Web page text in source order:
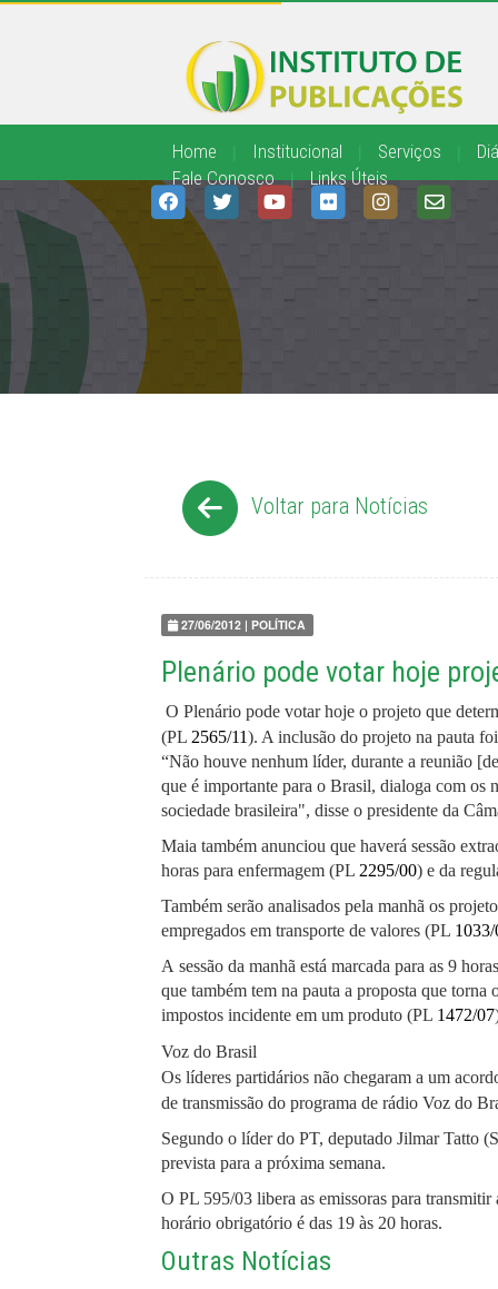
Home Institucional Serviços
Fale Conosco
| Links Úteis
Voltar para Notícias
27/06/2012 | POLÍTICA
Plenário pode votar hoje
O Plenário pode votar hoje o projeto que
(PL 2565/11). A inclusão do projeto na pauta
“Não houve nenhum líder, durante a reunião
que é importante para o Brasil, dialoga com os
sociedade brasileira", disse o presidente da
Maia também anunciou que haverá sessão
horas para enfermagem (PL 2295/00) e da
Também serão analisados pela manhã os
empregados em transporte de valores (PL
A sessão da manhã está marcada para as 9
que também tem na pauta a proposta que
impostos incidente em um produto (PL 1472/07
Voz do Brasil
Os líderes partidários não chegaram a um
de transmissão do programa de rádio Voz do
Segundo o líder do PT, deputado Jilmar Tatto
prevista para a próxima semana.
O PL 595/03 libera as emissoras para
horário obrigatório é das 19 às 20 horas.
Outras Notícias